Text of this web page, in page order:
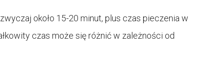
około 15-20 minut, plus czas pieczenia w
czas może się różnić w zależności od